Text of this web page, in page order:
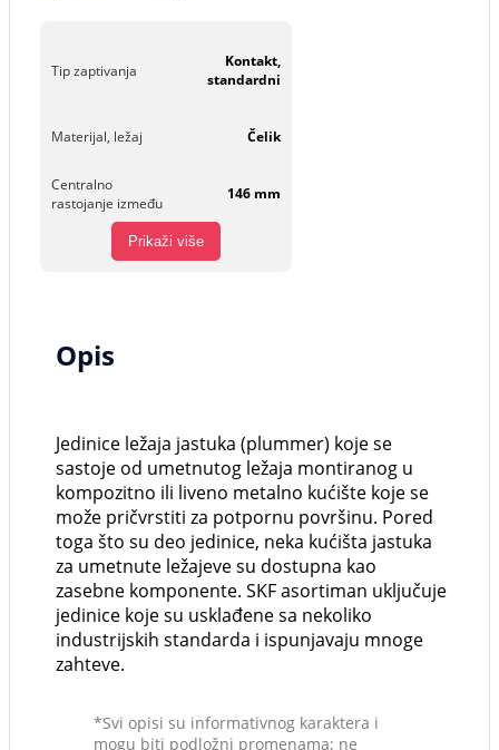
Tip zaptivanja
Kontakt,
standardni
Materijal, ležaj Čelik
Centralno
rastojanje između
146 mm
Prikaži više
Opis
Jedinice ležaja jastuka (plummer) koje se
sastoje od umetnutog ležaja montiranog u
kompozitno ili liveno metalno kućište koje se
može pričvrstiti za potpornu površinu. Pored
toga što su deo jedinice, neka kućišta jastuka
za umetnute ležajeve su dostupna kao
zasebne komponente. SKF asortiman uključuje
jedinice koje su usklađene sa nekoliko
industrijskih standarda i ispunjavaju mnoge
zahteve.
*Svi opisi su informativnog karaktera i
mogu biti podložni promenama; ne